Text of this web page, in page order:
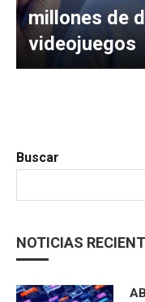
millones de
videojuegos
Buscar
NOTICIAS